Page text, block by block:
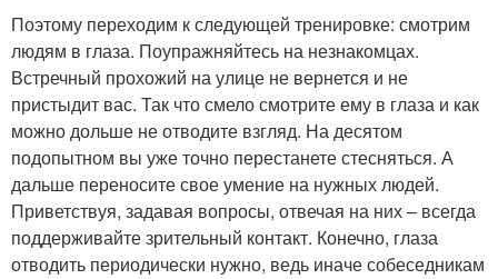
Поэтому переходим к следующей тренировке: смотрим
людям в глаза. Поупражняйтесь на незнакомцах.
Встречный прохожий на улице не вернется и не
пристыдит вас. Так что смело смотрите ему в глаза и как
можно дольше не отводите взгляд. На десятом
подопытном вы уже точно перестанете стесняться. А
дальше переносите свое умение на нужных людей.
Приветствуя, задавая вопросы, отвечая на них – всегда
поддерживайте зрительный контакт. Конечно, глаза
отводить периодически нужно, ведь иначе собеседникам